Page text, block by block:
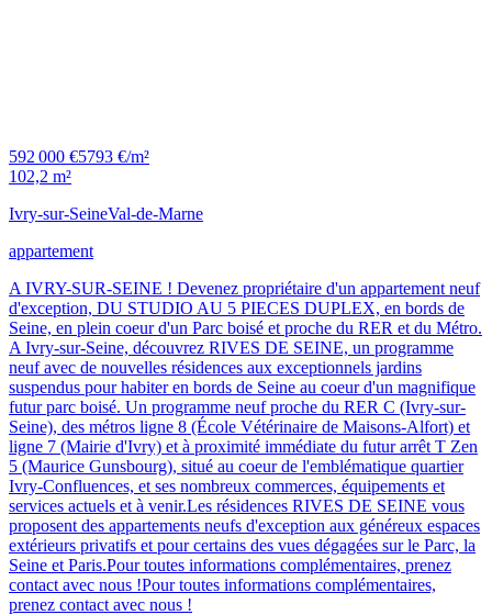
592 000 €5793 €/m²
102,2 m²
Ivry-sur-SeineVal-de-Marne
appartement
A IVRY-SUR-SEINE ! Devenez propriétaire d'un appartement neuf
d'exception, DU STUDIO AU 5 PIECES DUPLEX, en bords de
Seine, en plein coeur d'un Parc boisé et proche du RER et du Métro.
A Ivry-sur-Seine, découvrez RIVES DE SEINE, un programme
neuf avec de nouvelles résidences aux exceptionnels jardins
suspendus pour habiter en bords de Seine au coeur d'un magnifique
futur parc boisé. Un programme neuf proche du RER C (Ivry-sur-
Seine), des métros ligne 8 (École Vétérinaire de Maisons-Alfort) et
ligne 7 (Mairie d'Ivry) et à proximité immédiate du futur arrêt T Zen
5 (Maurice Gunsbourg), situé au coeur de l'emblématique quartier
Ivry-Confluences, et ses nombreux commerces, équipements et
services actuels et à venir.Les résidences RIVES DE SEINE vous
proposent des appartements neufs d'exception aux généreux espaces
extérieurs privatifs et pour certains des vues dégagées sur le Parc, la
Seine et Paris.Pour toutes informations complémentaires, prenez
contact avec nous !Pour toutes informations complémentaires,
prenez contact avec nous !